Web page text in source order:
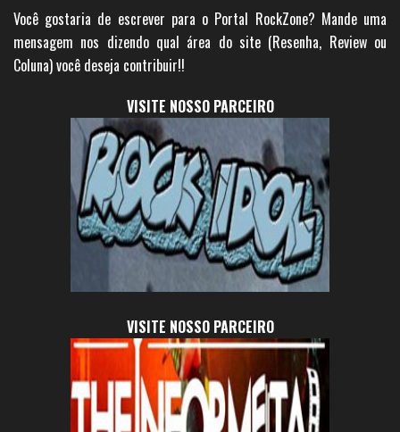
Você gostaria de escrever para o Portal RockZone? Mande uma
mensagem nos dizendo qual área do site (Resenha, Review ou
Coluna) você deseja contribuir!!
VISITE NOSSO PARCEIRO
VISITE NOSSO PARCEIRO